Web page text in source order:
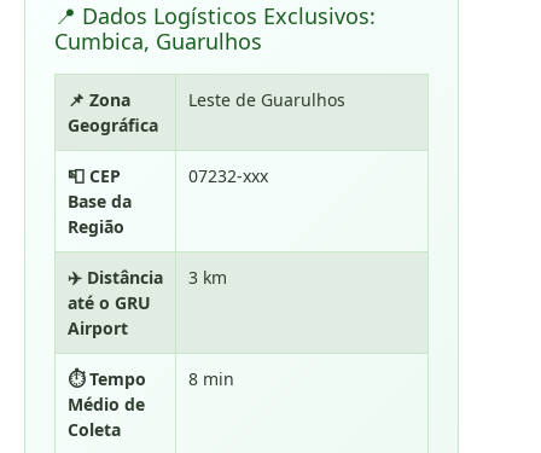
📍 Dados Logísticos Exclusivos:
Cumbica, Guarulhos
📌 Zona
Geográfica
Leste de Guarulhos
📮 CEP
Base da
Região
07232-xxx
✈️ Distância
até o GRU
Airport
3 km
⏱️ Tempo
Médio de
Coleta
8 min